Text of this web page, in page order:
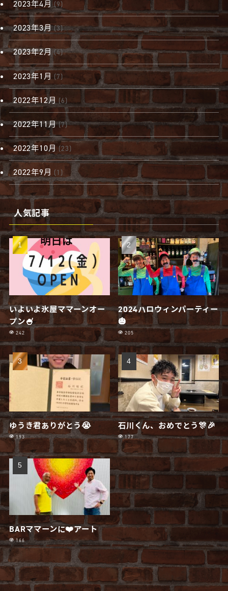
2023年4月 (9)
2023年3月(3)
2023年2月(4)
2023年1月 (7)
2022年12月 (6)
2022年11月(7)
2022年10月 (23)
2022年9月 (1)
人気記事
いよいよ氷屋ママーンオー
プン🍧
242
2024ハロウィンパーティー
🎃
205
ゆうき君ありがとう😭
193
石川くん、おめでとう🎊🎉
177
BARママーンに❤️アート
166